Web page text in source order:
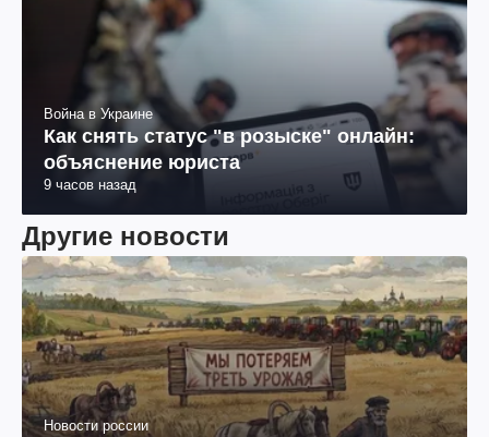
Война в Украине
Как снять статус "в розыске" онлайн:
объяснение юриста
9 часов назад
Другие новости
Новости россии